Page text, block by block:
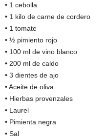
• 1 cebolla
• 1 kilo de carne de cordero
• 1 tomate
• ½ pimiento rojo
• 100 ml de vino blanco
• 200 ml de caldo
• 3 dientes de ajo
• Aceite de oliva
• Hierbas provenzales
• Laurel
• Pimienta negra
• Sal